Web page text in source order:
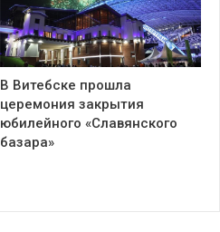
В Витебске прошла
церемония закрытия
юбилейного «Славянского
базара»